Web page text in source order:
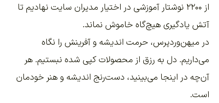
از ۲۲۰۰
نوشتار آموزشی در اختیار مدیران سایت نهادیم تا
آتش یادگیری هیچ‌گاه خاموش نماند.
در میهن‌وردپرس، حرمت اندیشه و آفرینش را نگاه
می‌داریم. دل به رزق از محصولات کپی شده نبستیم. هر
آن‌چه در اینجا می‌بینید، دست‌رنج اندیشه و هنر خودمان
است.